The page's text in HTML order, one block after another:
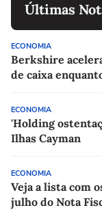
Últimas
ECONOMIA
Berkshire
de caixa
ECONOMIA
'Holding
Ilhas Cayman
ECONOMIA
Veja a lista com
julho do Nota